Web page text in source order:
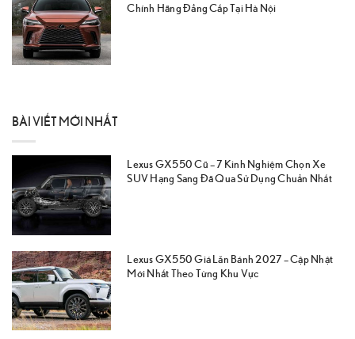
Chính Hãng Đẳng Cấp Tại Hà Nội
BÀI VIẾT MỚI NHẤT
Lexus GX550 Cũ – 7 Kinh Nghiệm Chọn Xe
SUV Hạng Sang Đã Qua Sử Dụng Chuẩn Nhất
Lexus GX550 Giá Lăn Bánh 2027 – Cập Nhật
Mới Nhất Theo Từng Khu Vực